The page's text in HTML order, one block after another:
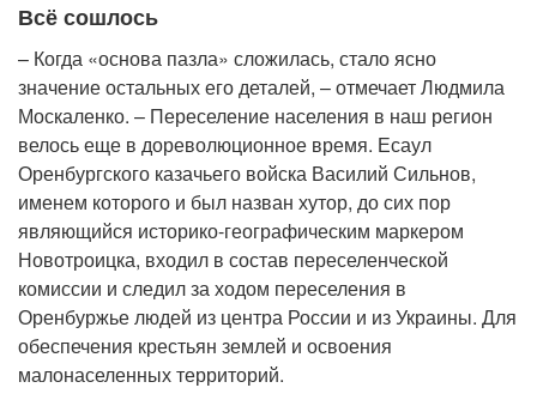
Всё сошлось
– Когда «основа пазла» сложилась, стало ясно
значение остальных его деталей, – отмечает Людмила
Москаленко. – Переселение населения в наш регион
велось еще в дореволюционное время. Есаул
Оренбургского казачьего войска Василий Сильнов,
именем которого и был назван хутор, до сих пор
являющийся историко-географическим маркером
Новотроицка, входил в состав переселенческой
комиссии и следил за ходом переселения в
Оренбуржье людей из центра России и из Украины. Для
обеспечения крестьян землей и освоения
малонаселенных территорий.